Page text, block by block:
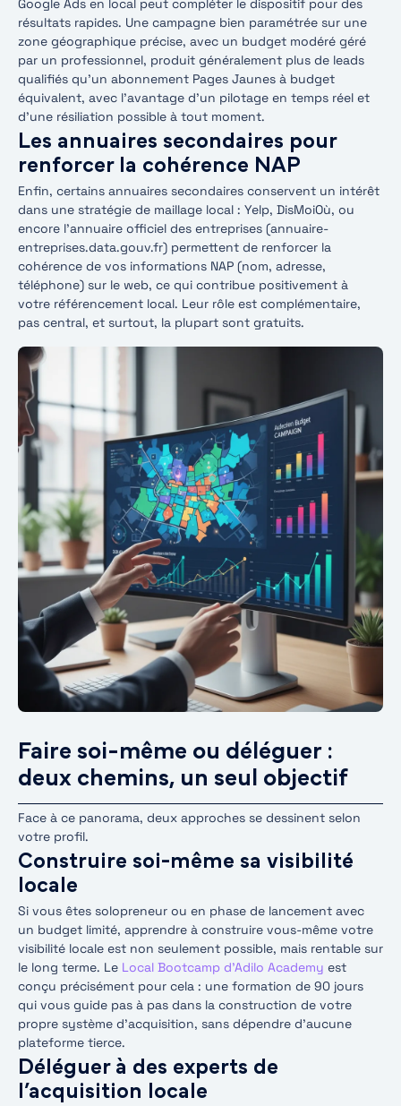
résultats rapides. Une campagne bien paramétrée sur une
zone géographique précise, avec un budget modéré géré
par un professionnel, produit généralement plus de leads
qualifiés qu’un abonnement Pages Jaunes à budget
équivalent, avec l’avantage d’un pilotage en temps réel et
d’une résiliation possible à tout moment.
Les annuaires secondaires pour
renforcer la cohérence NAP
Enfin, certains annuaires secondaires conservent un intérêt
dans une stratégie de maillage local : Yelp, DisMoiOù, ou
encore l’annuaire officiel des entreprises (annuaire-
entreprises.data.gouv.fr) permettent de renforcer la
cohérence de vos informations NAP (nom, adresse,
téléphone) sur le web, ce qui contribue positivement à
votre référencement local. Leur rôle est complémentaire,
pas central, et surtout, la plupart sont gratuits.
Faire soi-même ou déléguer :
deux chemins, un seul objectif
Face à ce panorama, deux approches se dessinent selon
votre profil.
Construire soi-même sa visibilité
locale
Si vous êtes solopreneur ou en phase de lancement avec
un budget limité, apprendre à construire vous-même votre
visibilité locale est non seulement possible, mais rentable sur
le long terme. Le Local Bootcamp d’Adilo Academy est
conçu précisément pour cela : une formation de 90 jours
qui vous guide pas à pas dans la construction de votre
propre système d’acquisition, sans dépendre d’aucune
plateforme tierce.
Déléguer à des experts de
l’acquisition locale